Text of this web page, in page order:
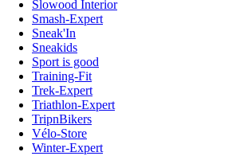
Slowood Interior
Smash-Expert
Sneak'In
Sneakids
Sport is good
Training-Fit
Trek-Expert
Triathlon-Expert
TripnBikers
Vélo-Store
Winter-Expert